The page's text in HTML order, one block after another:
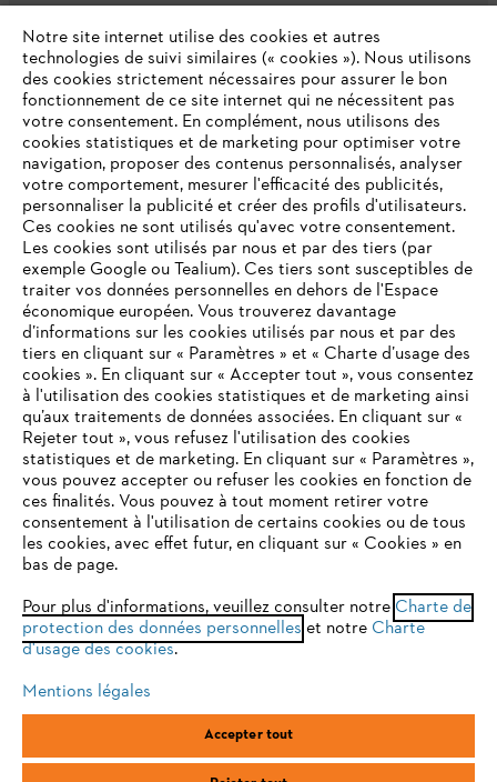
L'Entreprise
Questions / Réponses
Service
Conditions Générales de Vente
Politique de protection des données
Conditions de garantie Informations juridiques
VOTRE NAVIGATEUR INTERNET
N'EST PLUS PRIS EN CHARGE
Vous utilisez un navigateur Internet que nous ne prenons plus
en charge, et certaines fonctionnalités de notre site ne
peuvent fonctionner correctement. Pour une utilisation
optimale de notre site, nous vous recommandons de passer à
l'un des navigateurs suivants :
firefox chrome
Notre site internet utilise des cookies et autres
technologies de suivi similaires (« cookies »). Nous utilisons
des cookies strictement nécessaires pour assurer le bon
fonctionnement de ce site internet qui ne nécessitent pas
votre consentement. En complément, nous utilisons des
cookies statistiques et de marketing pour optimiser votre
navigation, proposer des contenus personnalisés, analyser
votre comportement, mesurer l'efficacité des publicités,
personnaliser la publicité et créer des profils d'utilisateurs.
Ces cookies ne sont utilisés qu'avec votre consentement.
Les cookies sont utilisés par nous et par des tiers (par
exemple Google ou Tealium). Ces tiers sont susceptibles de
traiter vos données personnelles en dehors de l'Espace
économique européen. Vous trouverez davantage
d’informations sur les cookies utilisés par nous et par des
tiers en cliquant sur « Paramètres » et « Charte d’usage des
cookies ». En cliquant sur « Accepter tout », vous consentez
à l'utilisation des cookies statistiques et de marketing ainsi
qu’aux traitements de données associées. En cliquant sur «
Rejeter tout », vous refusez l'utilisation des cookies
statistiques et de marketing. En cliquant sur « Paramètres »,
vous pouvez accepter ou refuser les cookies en fonction de
ces finalités. Vous pouvez à tout moment retirer votre
consentement à l'utilisation de certains cookies ou de tous
les cookies, avec effet futur, en cliquant sur « Cookies » en
bas de page.
Pour plus d'informations, veuillez consulter notre Charte de
protection des données personnelles et notre Charte
d'usage des cookies.
Mentions légales
Accepter tout